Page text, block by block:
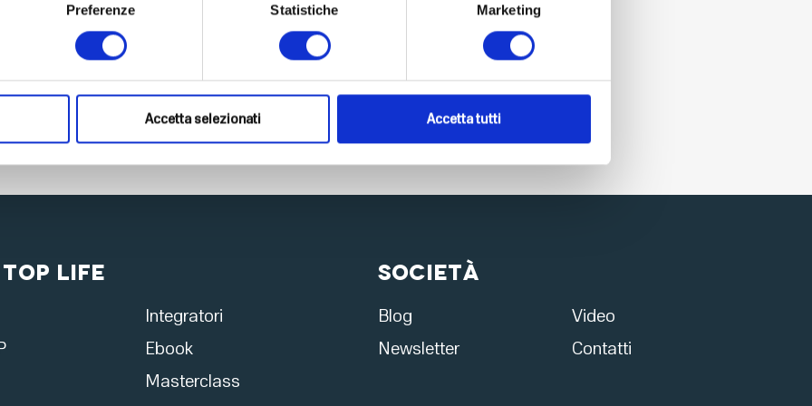
Preferenze Statistiche Marketing
Accetta selezionati Accetta tutti
Life
Integratori
Ebook
Masterclass
Società
Blog
Video
Newsletter
Contatti